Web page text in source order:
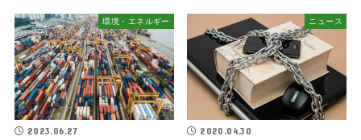
環境・エネルギー
2023.06.27
ニュース
2020.04.30